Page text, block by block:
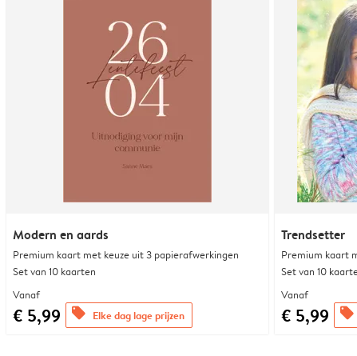
Modern en aards
Premium kaart met keuze uit 3 papierafwerkingen
Set van 10 kaarten
Vanaf
€ 5,99 offers Elke dag lage prijzen
Trendsetter
Premium kaart
Set van 10
Vanaf
€ 5,99 offers